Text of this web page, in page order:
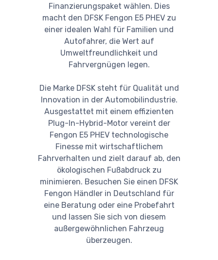
Finanzierungspaket wählen. Dies
macht den DFSK Fengon E5 PHEV zu
einer idealen Wahl für Familien und
Autofahrer, die Wert auf
Umweltfreundlichkeit und
Fahrvergnügen legen.
Die Marke DFSK steht für Qualität und
Innovation in der Automobilindustrie.
Ausgestattet mit einem effizienten
Plug-In-Hybrid-Motor vereint der
Fengon E5 PHEV technologische
Finesse mit wirtschaftlichem
Fahrverhalten und zielt darauf ab, den
ökologischen Fußabdruck zu
minimieren. Besuchen Sie einen DFSK
Fengon Händler in Deutschland für
eine Beratung oder eine Probefahrt
und lassen Sie sich von diesem
außergewöhnlichen Fahrzeug
überzeugen.